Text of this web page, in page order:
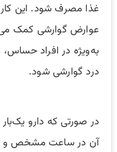
غذا مصرف شود. این
عوارض گوارشی کمک
به‌ویژه در افراد
درد گوارشی شود.
در صورتی که دارو
آن در ساعت مشخص و